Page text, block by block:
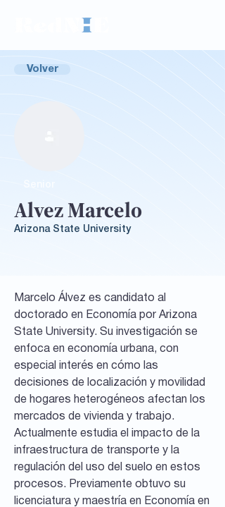
Volver
Alvez Marcelo
Arizona State University
Marcelo Álvez es candidato al
doctorado en Economía por Arizona
State University. Su investigación se
enfoca en economía urbana, con
especial interés en cómo las
decisiones de localización y movilidad
de hogares heterogéneos afectan los
mercados de vivienda y trabajo.
Actualmente estudia el impacto de la
infraestructura de transporte y la
regulación del uso del suelo en estos
procesos. Previamente obtuvo su
licenciatura y maestría en Economía en